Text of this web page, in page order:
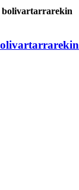
bolivartarrarekin